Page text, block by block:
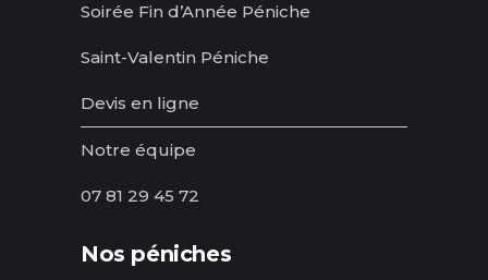
Soirée Fin d’Année Péniche
Saint-Valentin Péniche
Devis en ligne
Notre équipe
07 81 29 45 72
Nos péniches